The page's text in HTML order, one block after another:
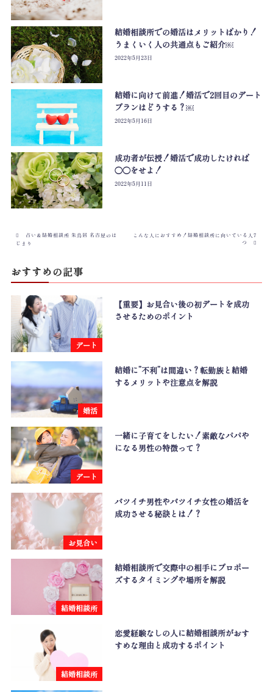
結婚相談所での婚活はメリットばかり！
うまくいく人の共通点もご紹介￼
2022年5月23日
結婚に向けて前進！婚活で2回目のデート
プランはどうする？￼
2022年5月16日
成功者が伝授！婚活で成功したければ
◯◯をせよ！
2022年5月11日
占い＆結婚相談所 朱鳥居 名古屋のは
じまり
こんな人におすすめ！結婚相談所に向いている人7
つ
おすすめの記事
デート
【重要】お見合い後の初デートを成功
させるためのポイント
婚活
結婚に”不利”は間違い？転勤族と結婚
するメリットや注意点を解説
デート
一緒に子育てをしたい！素敵なパパや
になる男性の特徴って？
お見合い
バツイチ男性やバツイチ女性の婚活を
成功させる秘訣とは！？
結婚相談所
結婚相談所で交際中の相手にプロポー
ズするタイミングや場所を解説
結婚相談所
恋愛経験なしの人に結婚相談所がおす
すめな理由と成功するポイント